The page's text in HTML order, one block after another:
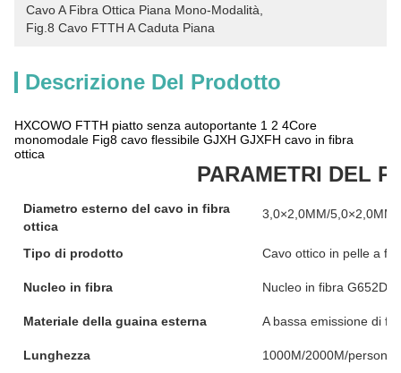
Cavo A Fibra Ottica Piana Mono-Modalità
Fig.8 Cavo FTTH A Caduta Piana
Descrizione Del Prodotto
HXCOWO FTTH piatto senza autoportante 1 2 4Core
monomodale Fig8 cavo flessibile GJXH GJXFH cavo in fibra
ottica
PARAMETRI DEL
Diametro esterno del cavo in fibra
ottica
3,0×2,0MM/5,0×2,0MM
Tipo di prodotto Cavo ottico in pelle a
Nucleo in fibra Nucleo in fibra G652D/
Materiale della guaina esterna A bassa emissione di
Lunghezza 1000M/2000M/